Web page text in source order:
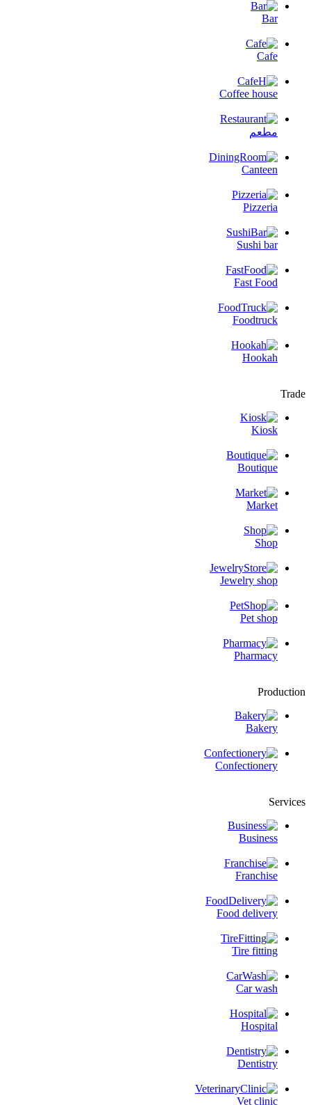
Bar
Cafe
Coffee house
مطعم
Canteen
Pizzeria
Sushi bar
Fast Food
Foodtruck
Hookah
Trade
Kiosk
Boutique
Market
Shop
Jewelry shop
Pet shop
Pharmacy
Production
Bakery
Confectionery
Services
Business
Franchise
Food delivery
Tire fitting
Car wash
Hospital
Dentistry
Vet clinic